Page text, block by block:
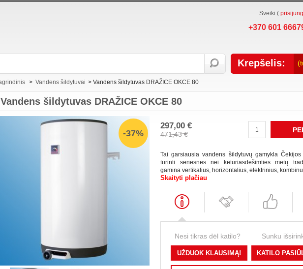
+370 601
Sveiki (
Krepšelis:
> Vandens šildytuvai > Vandens šildytuvas DRAŽICE OKCE 80
Vandens šildytuvas DRAŽICE OKCE 80
-37%
297,00 €
471,43 €
Tai garsiausia vandens šildytuvų gamykla Čekijos
turinti senesnes nei keturiasdešimties metų
gamina vertikalius, horizontalius, elektrinius,
Skaityti plačiau
Nesi tikras dėl katilo? Sunku
UŽDUOK KLAUSIMĄ! KATILO